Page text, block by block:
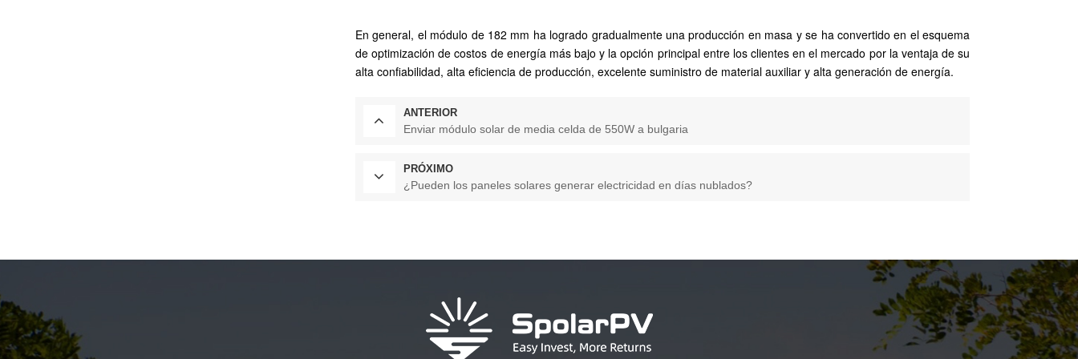
En general, el módulo de 182 mm ha logrado gradualmente una producción en masa y se ha convertido en el esquema
de optimización de costos de energía más bajo y la opción principal entre los clientes en el mercado por la ventaja de su
alta confiabilidad, alta eficiencia de producción, excelente suministro de material auxiliar y alta generación de energía.
ANTERIOR
Enviar módulo solar de media celda de 550W a bulgaria
PRÓXIMO
¿Pueden los paneles solares generar electricidad en días nublados?